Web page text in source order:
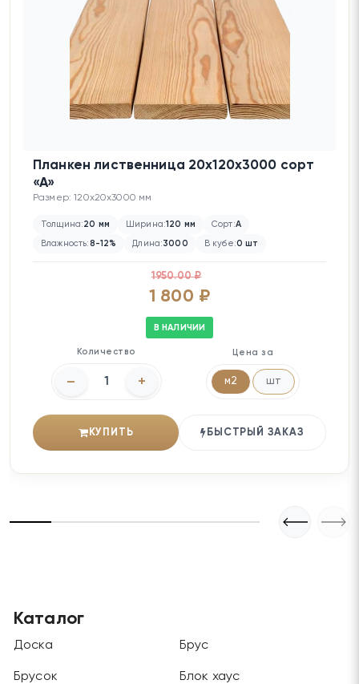
Планкен лиственница 20х120х3000 сорт
«А»
Размер: 120x20x3000 мм
Толщина:20 мм Ширина:120 мм Сорт:А
Влажность:8-12% Длина:3000 В кубе:0 шт
1950.00 ₽
1 800 ₽
В НАЛИЧИИ
Количество
– +
Цена за
м2 шт
КУПИТЬ БЫСТРЫЙ ЗАКАЗ
Каталог
Доска Брус
Брусок Блок хаус